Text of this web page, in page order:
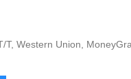
T, Western Union,